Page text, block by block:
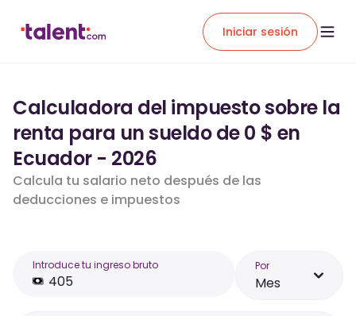
Iniciar sesión
Calculadora del impuesto sobre la
renta para un sueldo de 0 $ en
Ecuador - 2026
Calcula tu salario neto después de las
deducciones e impuestos
Introduce tu ingreso bruto Por
Mes